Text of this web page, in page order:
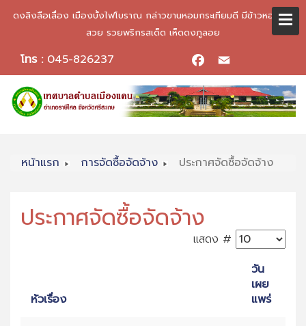
ดงลิงลือเลื่อง เมืองบั้งไฟโบราณ กล่าวขานหอมกระเทียมดี มีข้าวหอมมะลิ
สวย รวยพริกรสเด็ด เห็ดดงภูลอย
โทร : 045-826237
Facebook
Email
หน้าแรก การจัดซื้อจัดจ้าง ประกาศจัดซื้อจัดจ้าง
ประกาศจัดซื้อจัดจ้าง
แสดง #
หัวเรื่อง
วัน
เผย
แพร่